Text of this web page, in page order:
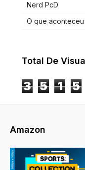
Nerd PcD
O que aconteceu
Total De
3 5 1 5
Amazon